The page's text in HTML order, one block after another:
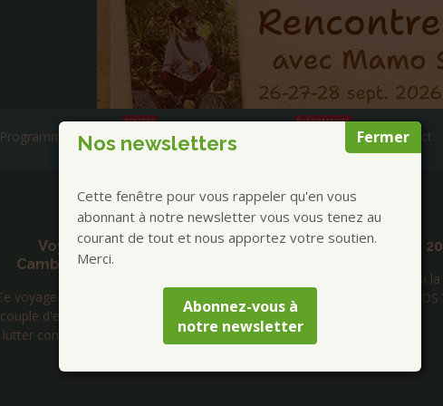
Fermer
Nos newsletters
Cette fenêtre pour vous rappeler qu'en vous
abonnant à notre newsletter vous vous tenez au
courant de tout et nous apportez votre soutien.
Merci.
Abonnez-vous à
notre newsletter
Programmes et Annonces
TOUTES
Prestations
ÉVÉNEMENTS
Contact
Publications à la Une !
Claude Brame Tour 2026
à la nôtre. UNIES SONT NOS VOIX
Lettre d’Isabelle 199
auditive à 40 Htz
Je me suis intéressée à
gamma à 40 Hz